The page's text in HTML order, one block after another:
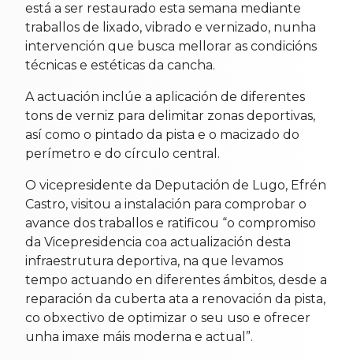
está a ser restaurado esta semana mediante
traballos de lixado, vibrado e vernizado, nunha
intervención que busca mellorar as condicións
técnicas e estéticas da cancha.
A actuación inclúe a aplicación de diferentes
tons de verniz para delimitar zonas deportivas,
así como o pintado da pista e o macizado do
perímetro e do círculo central.
O vicepresidente da Deputación de Lugo, Efrén
Castro, visitou a instalación para comprobar o
avance dos traballos e ratificou “o compromiso
da Vicepresidencia coa actualización desta
infraestrutura deportiva, na que levamos
tempo actuando en diferentes ámbitos, desde a
reparación da cuberta ata a renovación da pista,
co obxectivo de optimizar o seu uso e ofrecer
unha imaxe máis moderna e actual”.